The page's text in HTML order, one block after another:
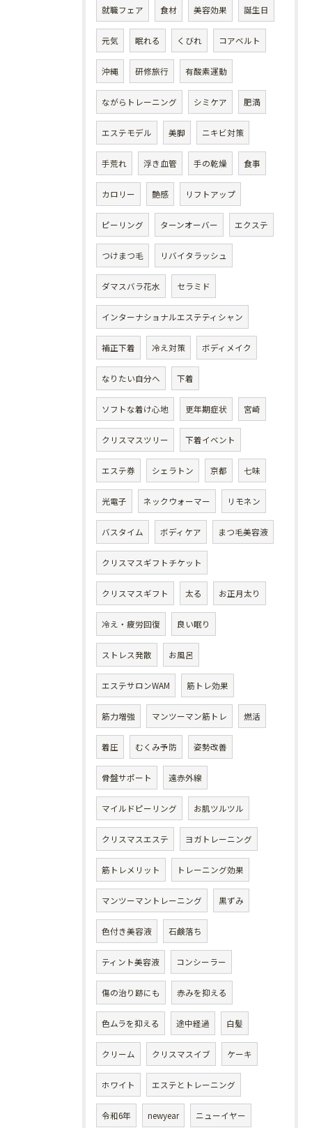
就職フェア 食材 美容効果 誕生日
元気 眠れる くびれ コアベルト
沖縄 研修旅行 有酸素運動
ながらトレーニング シミケア 肥満
エステモデル 美脚 ニキビ対策
手荒れ 浮き血管 手の乾燥 食事
カロリー 艶感 リフトアップ
ピーリング ターンオーバー エクステ
つけまつ毛 リバイタラッシュ
ダマスバラ花水 セラミド
インターナショナルエステティシャン
補正下着 冷え対策 ボディメイク
なりたい自分へ 下着
ソフトな着け心地 更年期症状 宮崎
クリスマスツリー 下着イベント
エステ券 シェラトン 京都 七味
光電子 ネックウォーマー リモネン
バスタイム ボディケア まつ毛美容液
クリスマスギフトチケット
クリスマスギフト 太る お正月太り
冷え・疲労回復 良い眠り
ストレス発散 お風呂
エステサロンWAM 筋トレ効果
筋力増強 マンツーマン筋トレ 燃活
着圧 むくみ予防 姿勢改善
骨盤サポート 遠赤外線
マイルドピーリング お肌ツルツル
クリスマスエステ ヨガトレーニング
筋トレメリット トレーニング効果
マンツーマントレーニング 黒ずみ
色付き美容液 石鹸落ち
ティント美容液 コンシーラー
傷の治り跡にも 赤みを抑える
色ムラを抑える 途中経過 白髪
クリーム クリスマスイブ ケーキ
ホワイト エステとトレーニング
令和6年 newyear ニューイヤー